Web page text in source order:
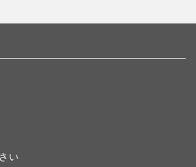
セルが出来ない場合がございます。あら
い。
い